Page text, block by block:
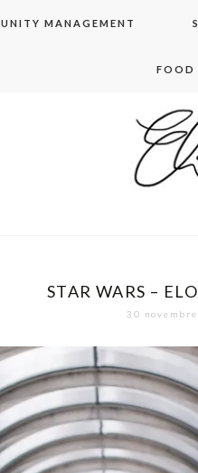
MANAGEMENT
FOOD
STAR WARS –
30